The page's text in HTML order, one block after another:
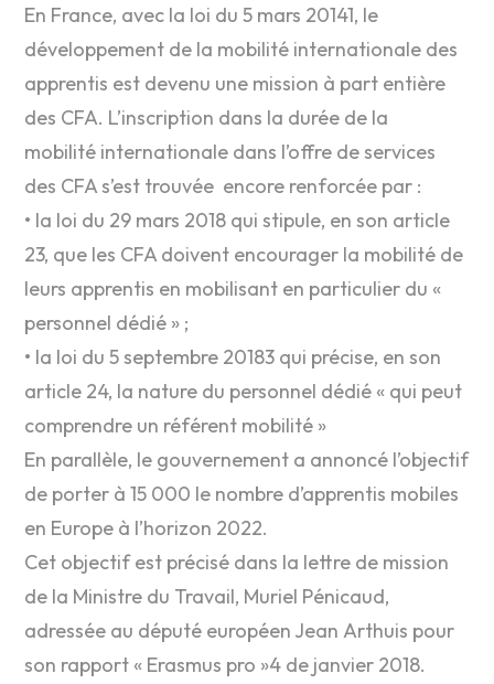
En France, avec la loi du 5 mars 20141, le
développement de la mobilité internationale des
apprentis est devenu une mission à part entière
des CFA. L’inscription dans la durée de la
mobilité internationale dans l’offre de services
des CFA s’est trouvée encore renforcée par :
• la loi du 29 mars 2018 qui stipule, en son article
23, que les CFA doivent encourager la mobilité de
leurs apprentis en mobilisant en particulier du «
personnel dédié » ;
• la loi du 5 septembre 20183 qui précise, en son
article 24, la nature du personnel dédié « qui peut
comprendre un référent mobilité »
En parallèle, le gouvernement a annoncé l’objectif
de porter à 15 000 le nombre d’apprentis mobiles
en Europe à l’horizon 2022.
Cet objectif est précisé dans la lettre de mission
de la Ministre du Travail, Muriel Pénicaud,
adressée au député européen Jean Arthuis pour
son rapport « Erasmus pro »4 de janvier 2018.